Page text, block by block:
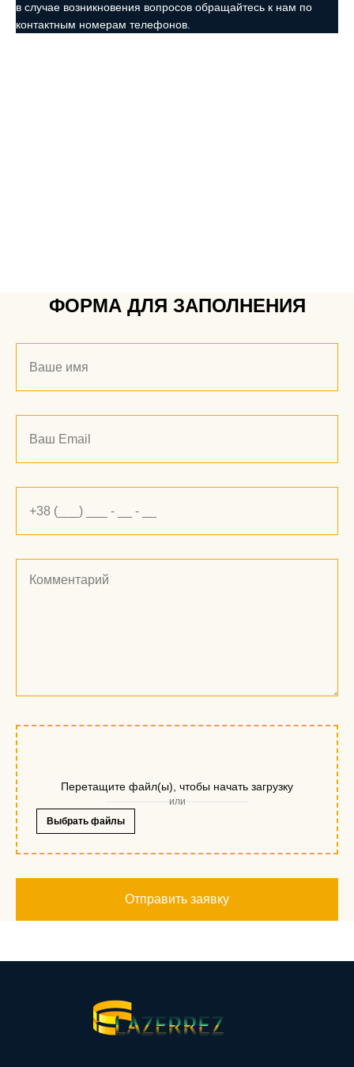
в случае возникновения вопросов обращайтесь к нам по
контактным номерам телефонов.
ФОРМА ДЛЯ ЗАПОЛНЕНИЯ
Перетащите файл(ы), чтобы начать загрузку
или
Выбрать файлы